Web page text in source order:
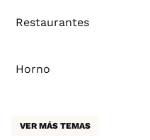
Restaurantes
Horno
VER MÁS TEMAS